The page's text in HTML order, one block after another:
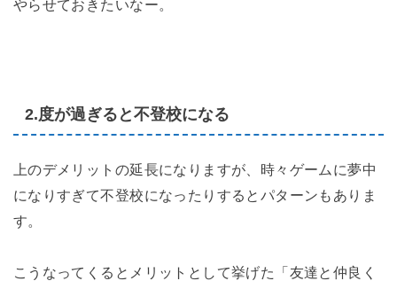
やらせておきたいなー。
2.度が過ぎると不登校になる
上のデメリットの延長になりますが、時々ゲームに夢中
になりすぎて不登校になったりするとパターンもありま
す。
こうなってくるとメリットとして挙げた「友達と仲良く